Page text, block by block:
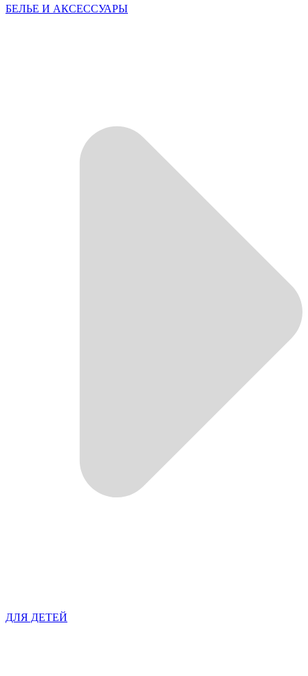
БЕЛЬЕ И АКСЕССУАРЫ
ДЛЯ ДЕТЕЙ